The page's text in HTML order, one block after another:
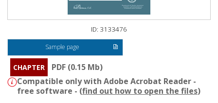
ID: 3133476
Sample page
CHAPTER
PDF (0.15 Mb)
Compatible only with Adobe Acrobat Reader -
free software - (find out how to open the files)